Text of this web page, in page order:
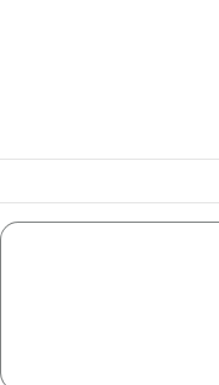
اللعبة بالشرق الأوسط